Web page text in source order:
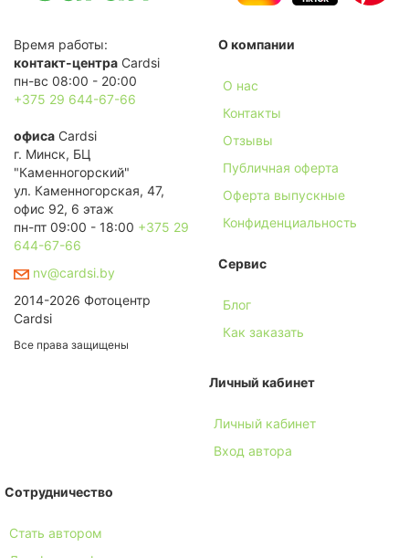
Время работы:
контакт-центра Cardsi
пн-вс 08:00 - 20:00
+375 29 644-67-66
офиса Cardsi
г. Минск, БЦ
"Каменногорский"
ул. Каменногорская, 47,
офис 92, 6 этаж
пн-пт 09:00 - 18:00 +375 29
644-67-66
nv@cardsi.by
2014-2026 Фотоцентр
Cardsi
Все права защищены
О компании
О нас
Контакты
Отзывы
Публичная оферта
Оферта выпускные
Конфиденциальность
Сервис
Блог
Как заказать
Личный кабинет
Личный кабинет
Вход автора
Сотрудничество
Стать автором